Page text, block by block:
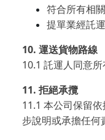
符合所有相
提單業經託
10. 運送貨物路線
10.1 託運人同意
11. 拒絕承攬
11.1 本公司保留
步說明或承擔任何